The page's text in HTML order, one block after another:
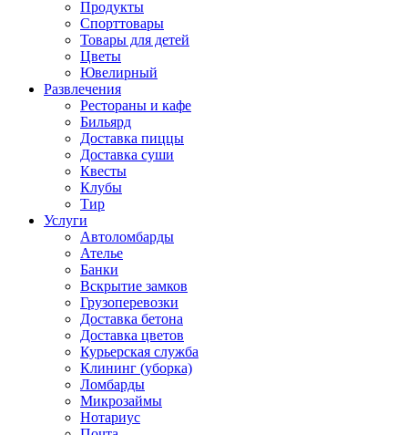
Продукты
Спорттовары
Товары для детей
Цветы
Ювелирный
Развлечения
Рестораны и кафе
Бильярд
Доставка пиццы
Доставка суши
Квесты
Клубы
Тир
Услуги
Автоломбарды
Ателье
Банки
Вскрытие замков
Грузоперевозки
Доставка бетона
Доставка цветов
Курьерская служба
Клининг (уборка)
Ломбарды
Микрозаймы
Нотариус